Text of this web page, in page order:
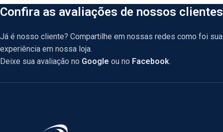
Confira as avaliações de nossos clientes
Já é nosso cliente? Compartilhe em nossas redes como foi sua
experiência em nossa loja.
Deixe sua avaliação no Google ou no Facebook.